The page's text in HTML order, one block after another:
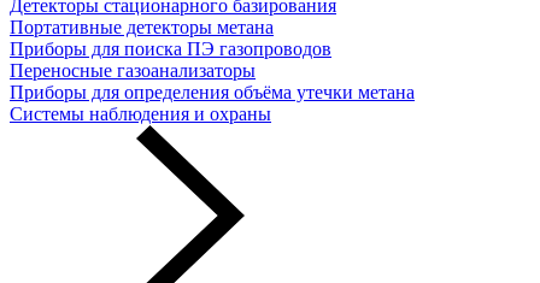
Детекторы стационарного базирования
Портативные детекторы метана
Приборы для поиска ПЭ газопроводов
Переносные газоанализаторы
Приборы для определения объёма утечки метана
Системы наблюдения и охраны